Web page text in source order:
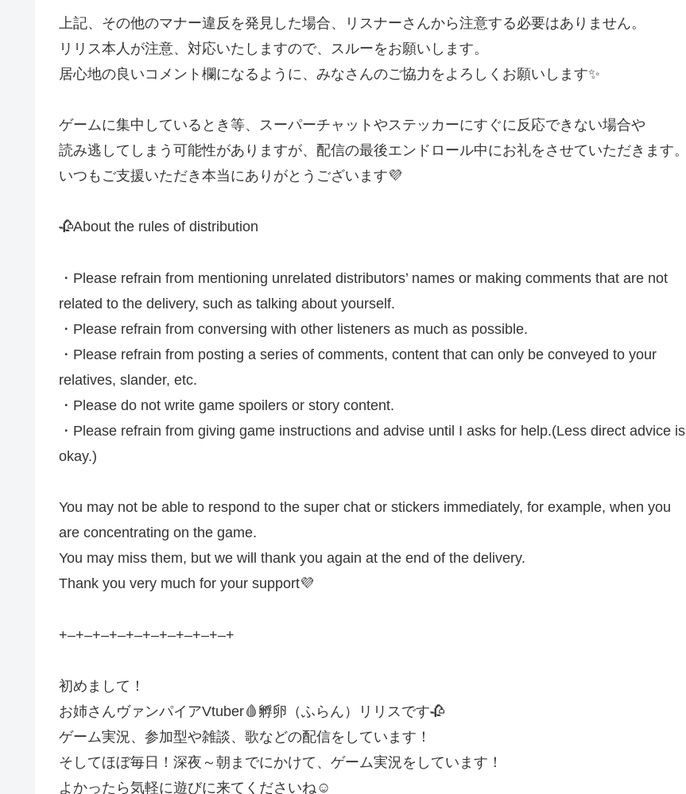
上記、その他のマナー違反を発見した場合、リスナーさんから注意する必要はありません。
リリス本人が注意、対応いたしますので、スルーをお願いします。
居心地の良いコメント欄になるように、みなさんのご協力をよろしくお願いします✨
ゲームに集中しているとき等、スーパーチャットやステッカーにすぐに反応できない場合や
読み逃してしまう可能性がありますが、配信の最後エンドロール中にお礼をさせていただきます。
いつもご支援いただき本当にありがとうございます💜
🥀About the rules of distribution
・Please refrain from mentioning unrelated distributors’ names or making comments that are not
related to the delivery, such as talking about yourself.
・Please refrain from conversing with other listeners as much as possible.
・Please refrain from posting a series of comments, content that can only be conveyed to your
relatives, slander, etc.
・Please do not write game spoilers or story content.
・Please refrain from giving game instructions and advise until I asks for help.(Less direct advice is
okay.)
You may not be able to respond to the super chat or stickers immediately, for example, when you
are concentrating on the game.
You may miss them, but we will thank you again at the end of the delivery.
Thank you very much for your support💜
+–+–+–+–+–+–+–+–+–+–+
初めまして！
お姉さんヴァンパイアVtuber🩸孵卵（ふらん）リリスです🥀
ゲーム実況、参加型や雑談、歌などの配信をしています！
そしてほぼ毎日！深夜～朝までにかけて、ゲーム実況をしています！
よかったら気軽に遊びに来てくださいね☺